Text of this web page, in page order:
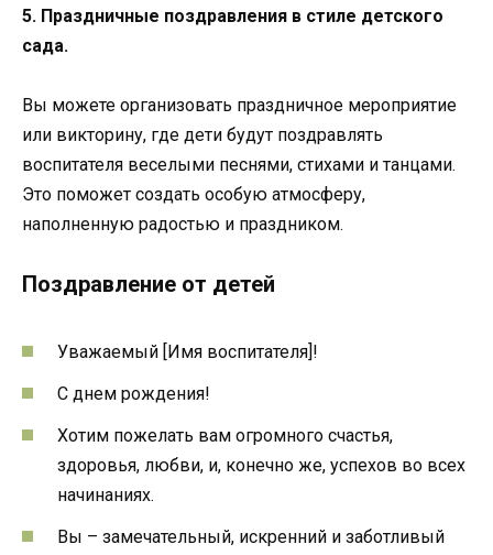
5. Праздничные поздравления в стиле детского
сада.
Вы можете организовать праздничное мероприятие
или викторину, где дети будут поздравлять
воспитателя веселыми песнями, стихами и танцами.
Это поможет создать особую атмосферу,
наполненную радостью и праздником.
Поздравление от детей
Уважаемый [Имя воспитателя]!
С днем рождения!
Хотим пожелать вам огромного счастья,
здоровья, любви, и, конечно же, успехов во всех
начинаниях.
Вы – замечательный, искренний и заботливый